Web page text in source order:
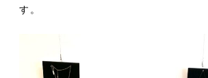
す。